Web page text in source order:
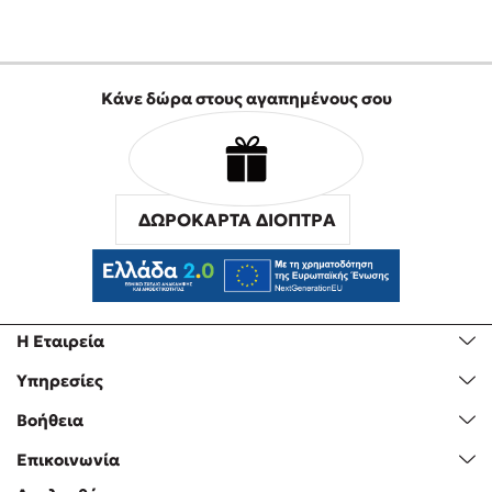
Ο Κώστας Κρομμύδας και η Μαρίνα Γιώτη στη Νικήτη
Ο Στέφανος Ξενάκης στη Χίο
Ο Κώστας Κρομμύδας & η Μαρίνα Γιώτη στο 54o Φεστιβάλ
Βιβλίου στο Πεδίον του Άρεως
Η Εταιρεία
Υπηρεσίες
Βοήθεια
Επικοινωνία
Κάνε δώρα στους αγαπημένους σου
ΔΩΡΟΚΑΡΤΑ ΔΙΟΠΤΡΑ